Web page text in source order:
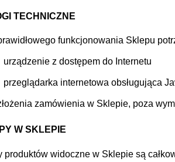
TECHNICZNE
funkcjonowania Sklepu
urządzenie z dostępem do Internetu
przeglądarka internetowa obsługująca
zamówienia w Sklepie, poza
W SKLEPIE
produktów widoczne w Sklepie są